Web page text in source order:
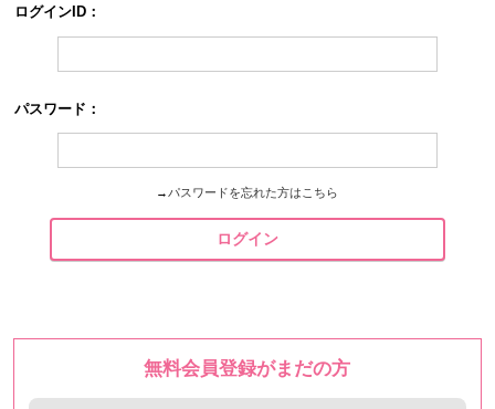
ログインID：
パスワード：
→ パスワードを忘れた方はこちら
ログイン
無料会員登録がまだの方